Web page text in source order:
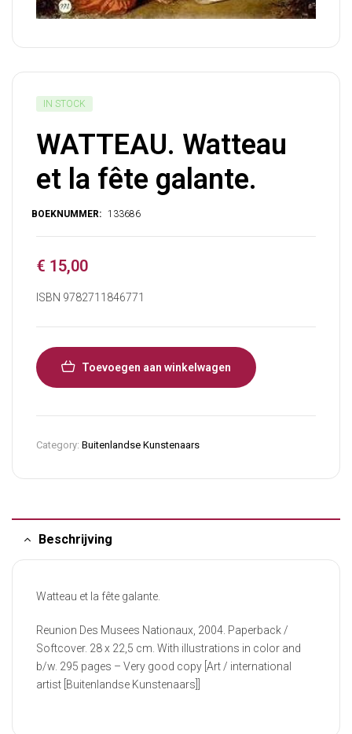
IN STOCK
WATTEAU. Watteau
et la fête galante.
€ 15,00
ISBN 9782711846771
Toevoegen aan winkelwagen
Category: Buitenlandse Kunstenaars
Beschrijving
Watteau et la fête galante.
Reunion Des Musees Nationaux, 2004. Paperback /
Softcover. 28 x 22,5 cm. With illustrations in color and
b/w. 295 pages – Very good copy [Art / international
artist [Buitenlandse Kunstenaars]]